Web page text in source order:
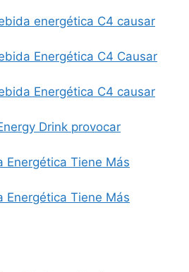
energética C4 causar
Energética C4 Causar
Energética C4 causar
Drink provocar
Energética Tiene Más
Energética Tiene Más